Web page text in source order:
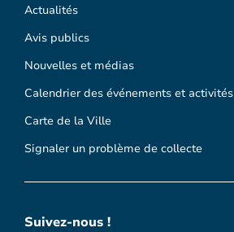
Actualités
Avis publics
Nouvelles et médias
Calendrier des événements et activités
Carte de la Ville
Signaler un problème de collecte
Suivez-nous !